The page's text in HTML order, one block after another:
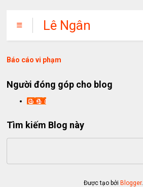
Lê Ngân
Báo cáo vi phạm
Người đóng góp cho blog
lengan
Tìm kiếm Blog này
Được tạo bởiBlogger.